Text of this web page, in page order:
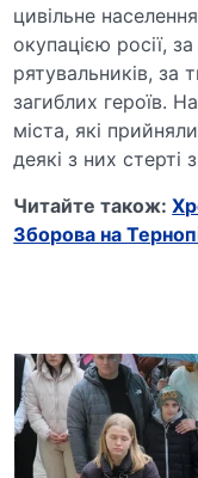
цивільне
окупацією росії,
рятувальників, за
загиблих героїв.
міста, які
деякі з них стерті
Читайте також:
Зборова на